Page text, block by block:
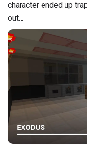
character ended up
out…